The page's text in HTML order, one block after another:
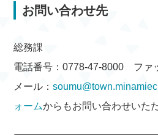
お問い合わせ先
総務課
電話番号：0778-47-8000 ファ
メール：
ォームからもお問い合わせいた